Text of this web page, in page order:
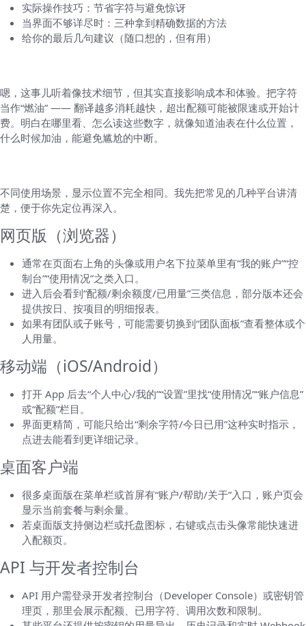
实际操作技巧：节省字符与避免惊讶
当界面不够详尽时：三种拿到精确数据的方法
给你的最后几句建议（随口想的，但有用）
嗯，这事儿听着像技术细节，但其实直接影响成本和体验。把字符
当作“燃油” —— 翻译越多消耗越快，超出配额可能被限速或开始计
费。明白在哪里看、怎么读这些数字，就像知道油表在什么位置，
什么时候加油，能避免尴尬的中断。
不同使用场景，显示位置不完全相同。我先把常见的几种平台讲清
楚，便于你先定位再深入。
网页版（浏览器）
通常在页面右上角的头像或用户名下拉菜单里有“我的账户”“控
制台”“使用情况”之类入口。
进入后会看到“配额/剩余额度/已用量”三类信息，部分版本还会
提供按日、按项目的明细报表。
如果有团队或子账号，可能需要切换到“团队面板”查看整体或个
人用量。
移动端（iOS/Android）
打开 App 后去“个人中心/我的”“设置”里找“使用情况”“账户信息”
或“配额”栏目。
界面更精简，可能只给出“剩余字符/今日已用”这种实时指示，
点进去能看到更详细记录。
桌面客户端
很多桌面版在菜单栏或首屏有“账户/帮助/关于”入口，账户页会
显示当前套餐与剩余量。
若桌面版支持侧边栏或托盘图标，右键或点击头像常能快速进
入配额页。
API 与开发者控制台
API 用户需登录开发者控制台（Developer Console）或密钥管
理页，那里会展示配额、已用字符、调用次数和限制。